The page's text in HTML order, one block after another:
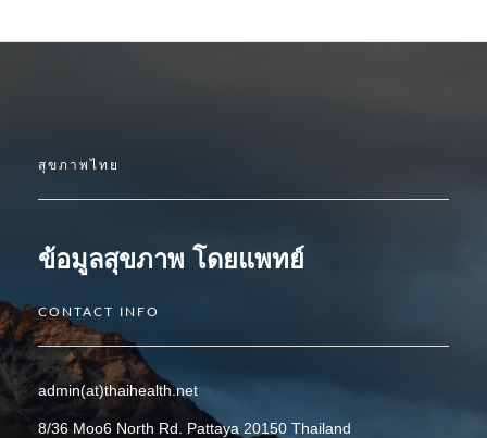
สุขภาพไทย
ข้อมูลสุขภาพ โดยแพทย์
CONTACT INFO
admin(at)thaihealth.net
8/36 Moo6 North Rd. Pattaya 20150 Thailand